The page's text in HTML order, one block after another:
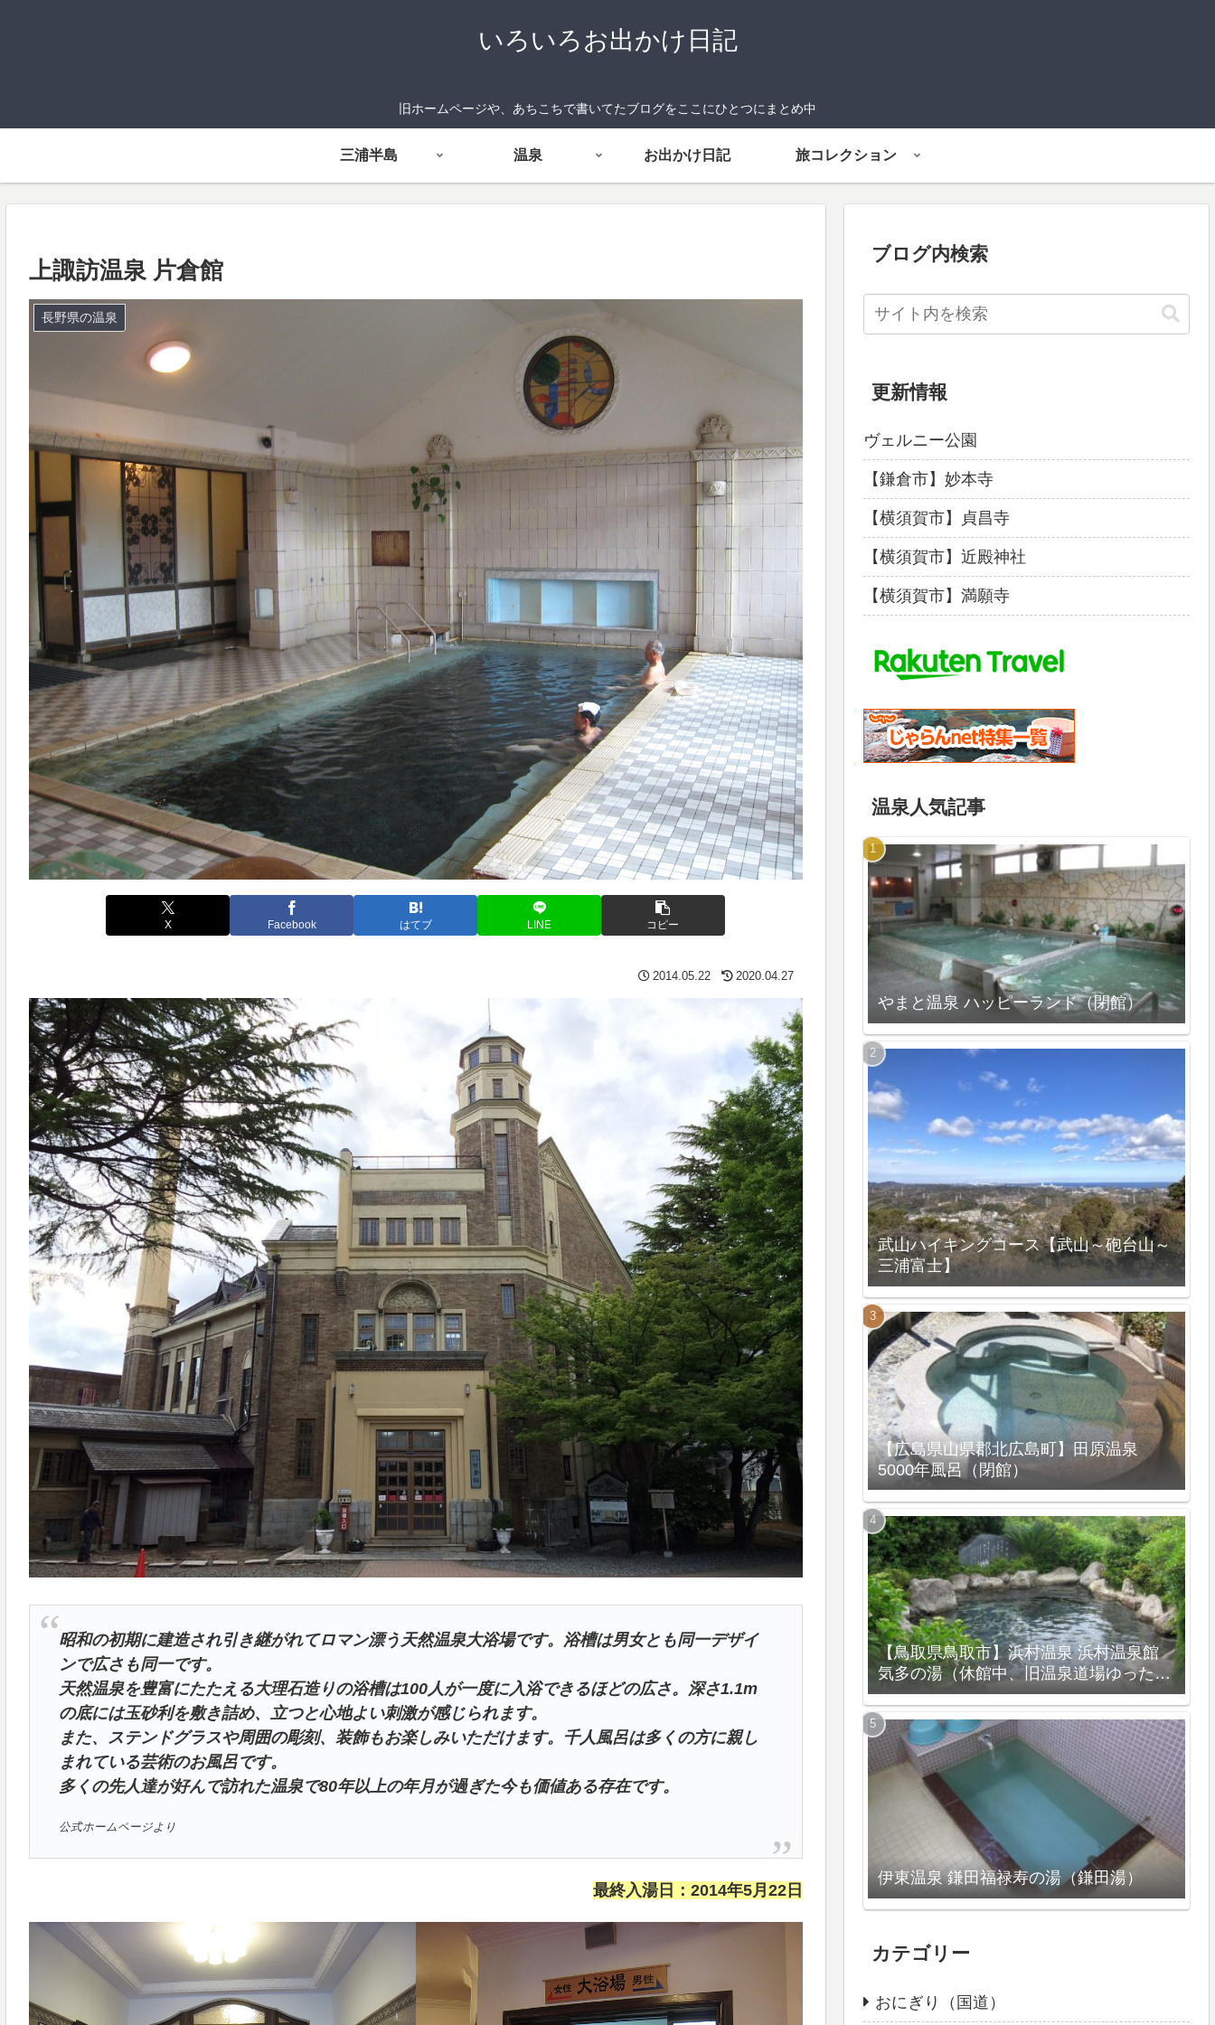
いろいろお出かけ日記
旧ホームページや、あちこちで書いてたブログをここにひとつにまとめ中
三浦半島 温泉 お出かけ日記 旅コレクション
上諏訪温泉 片倉館
長野県の温泉
X Facebook はてブ LINE コピー
2014.05.22 2020.04.27
昭和の初期に建造され引き継がれてロマン漂う天然温泉大浴場です。浴槽は男女とも同一デザイ
ンで広さも同一です。
天然温泉を豊富にたたえる大理石造りの浴槽は100人が一度に入浴できるほどの広さ。深さ1.1m
の底には玉砂利を敷き詰め、立つと心地よい刺激が感じられます。
また、ステンドグラスや周囲の彫刻、装飾もお楽しみいただけます。千人風呂は多くの方に親し
まれている芸術のお風呂です。
多くの先人達が好んで訪れた温泉で80年以上の年月が過ぎた今も価値ある存在です。
公式ホームページより
最終入湯日：2014年5月22日
ブログ内検索
更新情報
ヴェルニー公園
【鎌倉市】妙本寺
【横須賀市】貞昌寺
【横須賀市】近殿神社
【横須賀市】満願寺
温泉人気記事
やまと温泉 ハッピーランド（閉館）
武山ハイキングコース【武山～砲台山～
三浦富士】
【広島県山県郡北広島町】田原温泉
5000年風呂（閉館）
【鳥取県鳥取市】浜村温泉 浜村温泉館
気多の湯（休館中、旧温泉道場ゆったり
館）
伊東温泉 鎌田福禄寿の湯（鎌田湯）
カテゴリー
おにぎり（国道）